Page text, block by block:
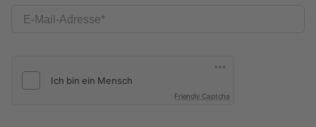
E-Mail-Adresse
Friendly Captcha